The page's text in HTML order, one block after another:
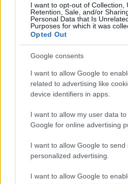
I want to opt-out of Collection,
Retention, Sale, and/or
Personal Data that Is
Purposes for which it was
Opted Out
Google consents
I want to allow Google to
related to advertising like
device identifiers in apps.
I want to allow my user data
Google for online advertising
I want to allow Google to send
personalized advertising.
I want to allow Google to
Dreyfus-múzeum
volna meg, de egy sor
COVID-19 világjárvány
megnyitást.
A múzeum és az
Gautier a CNewsnak
az új tér
elmeséli az ügyet,
is felvet a
az emberi jogok,